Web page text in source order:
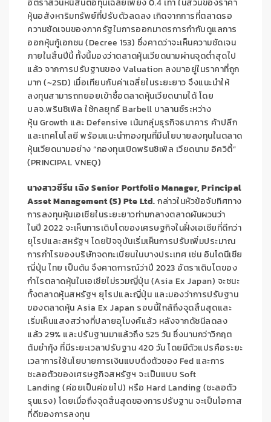
อัตราส่วนหนี้สินต่อทุนเฉลี่ยเพียง0.4 เท่า ในส่วนของราคา
หุ้นอสังหาริมทรัพย์ที่ปรับตัวลดลง เกิดจากการที่ตลาดรอ
ความชัดเจนของภาครัฐในการออกมาตรการกำกับดูแลการ
ออกหุ้นกู้เอกชน(Decree 153) ซึ่งคาดว่าจะเห็นความชัดเจน
ภายในสิ้นปีนี้ ทั้งนี้มองว่าตลาดหุ้นเวียดนามผ่านจุดต่ำสุดไป
แล้ว จากการปรับฐานของValuation ลงมาอยู่ในราคาที่ถูก
มาก(~2SD) เมื่อเทียบกับค่าเฉลี่ยในระยะยาว จึงแนะนำให้
ลงทุนสามารถทยอยเข้าซื้อตลาดหุ้นเวียดนามได้ โดย
บลจ.พรินซิเพิล ใช้กลยุทธ์Barbell บาลานซ์ระหว่าง
หุ้นGrowth และDefensive เน้นกลุ่มธุรกิจธนาคาร ค้าปลีก
และเทคโนโลยี พร้อมแนะนำกองทุนที่มีนโยบายลงทุนในตลาด
หุ้นเวียดนามอย่าง “กองทุนเปิดพรินซิเพิล เวียดนาม อิควิตี้”
(PRINCIPALVNEQ)
นางสาวซีรีน เฉิงSenior Portfolio Manager, Principal
Asset Management (S) Pte Ltd.กล่าวในหัวข้อจับทิศทาง
การลงทุนหุ้นเอเชียในระยะยาวท่ามกลางตลาดผันผวนว่า
ในปี 2022 จะเห็นการเติบโตของเศรษฐกิจในฝั่งเอเชียที่ดีกว่า
ยุโรปและสหรัฐฯ โดยปัจจุบันเริ่มเห็นการปรับเพิ่มประมาณ
การกำไรของบริษัทจดทะเบียนในบางประเทศ เช่น อินโดนีเซีย
ญี่ปุ่น ไทย เป็นต้น จึงคาดการณ์ว่าปี 2023 อัตราเติบโตของ
กำไรตลาดหุ้นในเอเชียไม่รวมญี่ปุ่น (Asia Ex Japan) จะชนะ
ทั้งตลาดหุ้นสหรัฐฯ ยุโรปและญี่ปุ่น และมองว่าการปรับฐาน
ของตลาดหุ้นAsia Ex Japan รอบนี้ใกล้ถึงจุดสิ้นสุดและ
เริ่มเห็นแสงสว่างที่ปลายอุโมงค์แล้ว หลังจากดัชนีลดลง
แล้ว29% และปรับฐานมาแล้วถึง525วัน ซึ่งนานกว่าวิกฤต
ต้มยำกุ้ง ที่มีระยะเวลาปรับฐาน420วัน โดยมีตัวแปรคือระยะ
เวลาการใช้นโยบายการเงินแบบตึงตัวของFed และการ
ชะลอตัวของเศรษฐกิจสหรัฐฯ จะเป็นแบบ Soft
Landing(ค่อยเป็นค่อยไป) หรือ Hard Landing(ชะลอตัว
รุนแรง) โดยเมื่อถึงจุดสิ้นสุดของการปรับฐาน จะเป็นโอกาส
ที่ดีของการลงทุน